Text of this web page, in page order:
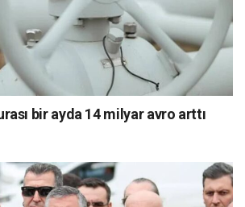
bir ayda 14 milyar avro arttı